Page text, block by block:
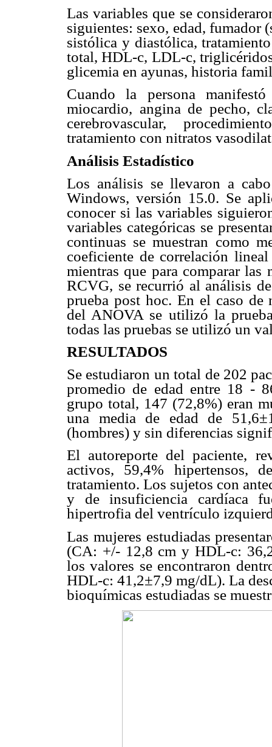
Las variables que se
siguientes: sexo, edad, fumador
sistólica y diastólica,
total, HDL-c, LDL-c,
glicemia en ayunas, historia
Cuando la persona
miocardio, angina de pecho,
cerebrovascular,
tratamiento con nitratos
Análisis Estadístico
Los análisis se llevaron a
Windows, versión 15.0. Se
conocer si las variables
variables categóricas se
continuas se muestran como
coeficiente de correlación
mientras que para comparar las
RCVG, se recurrió al análisis
prueba post hoc. En el caso de
del ANOVA se utilizó la
todas las pruebas se utilizó un
RESULTADOS
Se estudiaron un total de 202
promedio de edad entre 18 -
grupo total, 147 (72,8%) eran
una media de edad de
(hombres) y sin diferencias
El autoreporte del paciente,
activos, 59,4% hipertensos,
tratamiento. Los sujetos con
y de insuficiencia cardíaca
hipertrofia del ventrículo
Las mujeres estudiadas
(CA: +/- 12,8 cm y HDL-c:
los valores se encontraron
HDL-c: 41,2±7,9 mg/dL). La
bioquímicas estudiadas se